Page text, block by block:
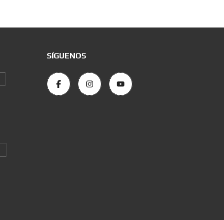
SÍGUENOS